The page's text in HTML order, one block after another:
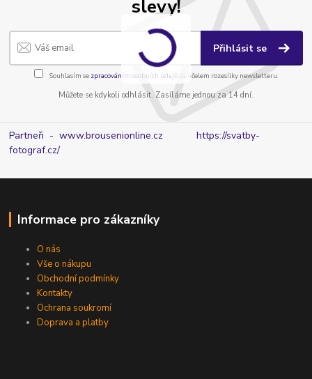
slevy!
Přihlásit se
Souhlasím se zpracováním osobních údajůza účelem rozesílky newsletteru.
Můžete se kdykoli odhlásit. Zasíláme jednou za 14 dní.
Partneři - www.brousenionline.czhttps://svatby-
fotograf.cz/
Informace pro zákazníky
O nás
Vše o nákupu
Obchodní podmínky
Kontakty
Ochrana soukromí
Doprava a platby